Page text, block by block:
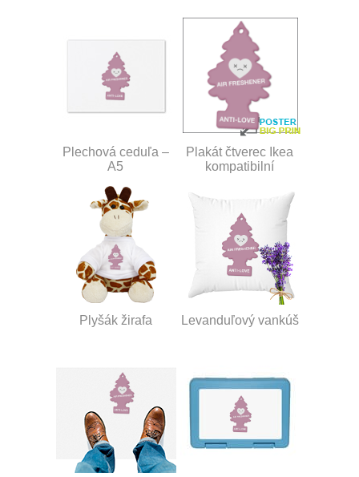
Plechová ceduľa –
A5
Plakát čtverec Ikea
kompatibilní
Plyšák žirafa Levanduľový vankúš